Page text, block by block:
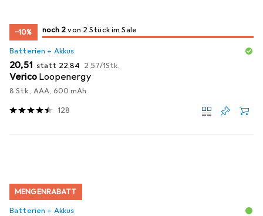
−10% 2/ 2
2/ 2 im Sale
noch 2 von 2 Stück im Sale
Batterien + Akkus
EUR
20,51 statt EUR
22,84 EUR
2,57/1Stk.
Verico Loopenergy
8 Stk., AAA, 600 mAh
128
MENGENRABATT
Batterien + Akkus